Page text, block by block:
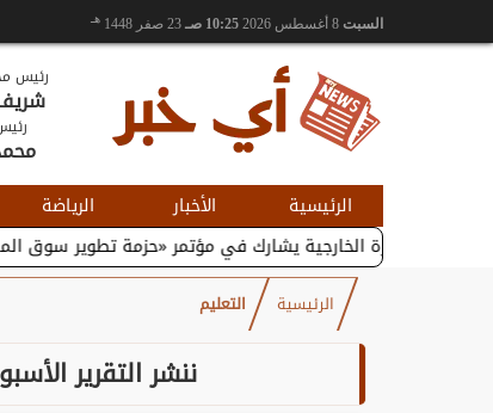
السبت 10:25 صـ 23 صفر 1448 هـ
رئيس
الرئيسية الأخبار الرياضة
الخارجية يشارك في مؤتمر «حزمة تطوير سوق المال»
الرئيسية التعليم
ننشر التقرير